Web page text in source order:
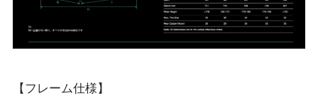
【フレーム仕様】